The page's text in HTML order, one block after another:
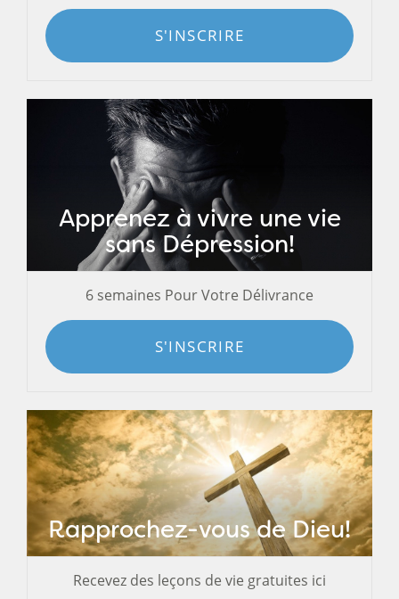
S'INSCRIRE
Apprenez à vivre une vie
sans Dépression!
6 semaines Pour Votre Délivrance
S'INSCRIRE
Rapprochez-vous de Dieu!
Recevez des leçons de vie gratuites ici